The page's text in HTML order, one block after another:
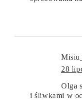
28
Olga
i śliwkami w